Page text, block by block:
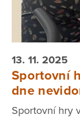
13. 11. 2025
Sportovní
dne
Sportovní hry